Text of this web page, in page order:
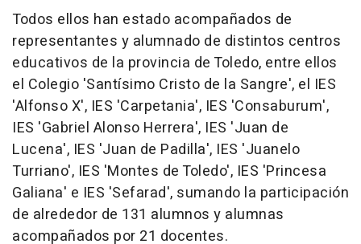
Todos ellos han estado acompañados de
representantes y alumnado de distintos centros
educativos de la provincia de Toledo, entre ellos
el Colegio 'Santísimo Cristo de la Sangre', el IES
'Alfonso X', IES 'Carpetania', IES 'Consaburum',
IES 'Gabriel Alonso Herrera', IES 'Juan de
Lucena', IES 'Juan de Padilla', IES 'Juanelo
Turriano', IES 'Montes de Toledo', IES 'Princesa
Galiana' e IES 'Sefarad', sumando la participación
de alrededor de 131 alumnos y alumnas
acompañados por 21 docentes.